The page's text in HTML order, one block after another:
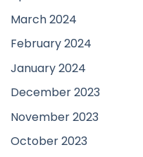
March 2024
February 2024
January 2024
December 2023
November 2023
October 2023